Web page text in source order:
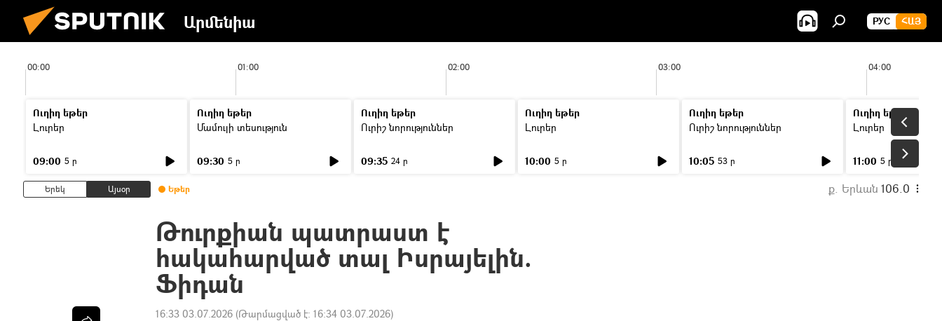
Արմենիա РУС ՀԱՅ
00:00 01:00 02:00 03:00 04:00
Ուղիղ եթեր
Լուրեր
09:00 5 ր
Ուղիղ եթեր
Մամուլի տեսություն
09:30 5 ր
Ուղիղ եթեր
Ուրիշ նորություններ
09:35 24 ր
Ուղիղ եթեր
Լուրեր
10:00 5 ր
Ուղիղ եթեր
Ուրիշ նորություններ
10:05 53 ր
Ուղիղ եթեր
Լուրեր
11:00 5 ր
Երեկ Այսօր Եթեր ք. Երևան 106.0
Թուրքիան պատրաստ է
հակահարված տալ Իսրայելին.
Ֆիդան
16:33 03.07.2026 (Թարմացված է: 16:34 03.07.2026)